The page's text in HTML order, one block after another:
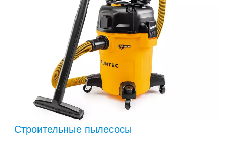
Строительные пылесосы